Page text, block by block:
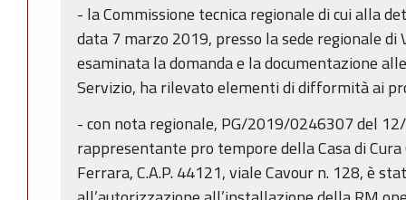
- la Commissione tecnica regionale di cui alla
data 7 marzo 2019, presso la sede regionale di
esaminata la domanda e la documentazione
Servizio, ha rilevato elementi di difformità ai
- con nota regionale, PG/2019/0246307 del
rappresentante pro tempore della Casa di Cura
Ferrara, C.A.P. 44121, viale Cavour n. 128, è